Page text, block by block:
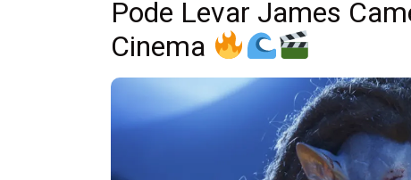
Pode Levar James
Cinema